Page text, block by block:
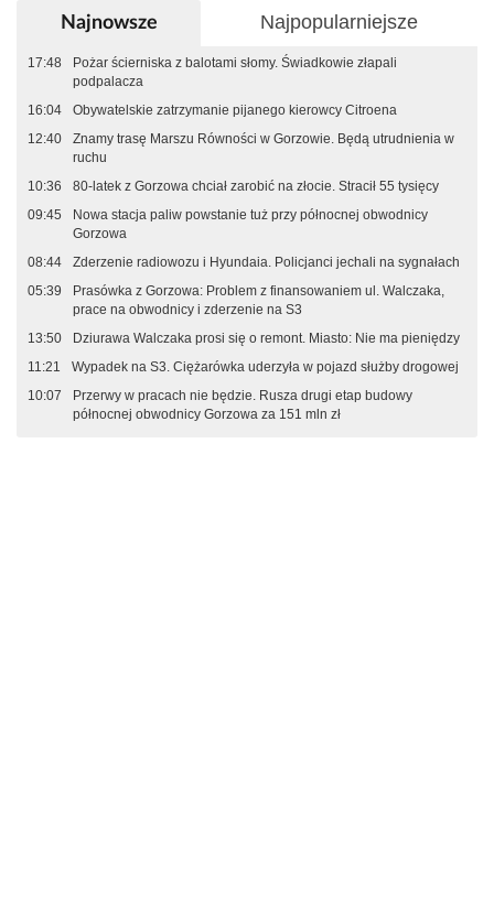
Najnowsze Najpopularniejsze
17:48
Pożar ścierniska z balotami słomy. Świadkowie złapali
podpalacza
16:04
Obywatelskie zatrzymanie pijanego kierowcy Citroena
12:40
Znamy trasę Marszu Równości w Gorzowie. Będą utrudnienia w
ruchu
10:36
80-latek z Gorzowa chciał zarobić na złocie. Stracił 55 tysięcy
09:45
Nowa stacja paliw powstanie tuż przy północnej obwodnicy
Gorzowa
08:44
Zderzenie radiowozu i Hyundaia. Policjanci jechali na sygnałach
05:39
Prasówka z Gorzowa: Problem z finansowaniem ul. Walczaka,
prace na obwodnicy i zderzenie na S3
13:50
Dziurawa Walczaka prosi się o remont. Miasto: Nie ma pieniędzy
11:21
Wypadek na S3. Ciężarówka uderzyła w pojazd służby drogowej
10:07
Przerwy w pracach nie będzie. Rusza drugi etap budowy
północnej obwodnicy Gorzowa za 151 mln zł